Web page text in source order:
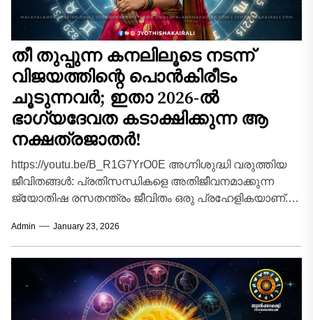
തീ തുപ്പുന്ന കനലിലൂടെ നടന്ന്
വിജയത്തിന്റെ പൊൻകിരീടം
ചൂടുന്നവർ; ഇതാ 2026-ൽ
ഭാഗ്യദേവത കടാക്ഷിക്കുന്ന ആ
നക്ഷത്രജാതർ!
https://youtu.be/B_R1G7YrO0E അഗ്നിശുദ്ധി വരുത്തിയ
ജീവിതങ്ങൾ: പ്രതിസന്ധികളെ അതിജീവനമാക്കുന്ന
ജ്യോതിഷ രസതന്ത്രം ജീവിതം ഒരു പ്രഹേളികയാണ്.
മുള്ളുകൾ നിറഞ്ഞ പാതയാണ്....
Admin January 23, 2026